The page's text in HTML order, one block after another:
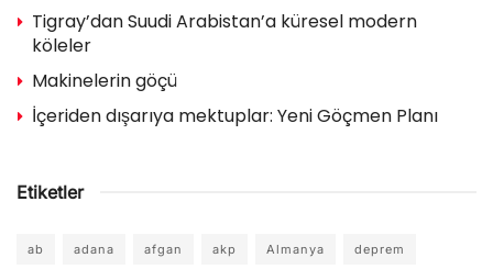
Tigray’dan Suudi Arabistan’a küresel modern
köleler
Makinelerin göçü
İçeriden dışarıya mektuplar: Yeni Göçmen Planı
Etiketler
ab adana afgan akp Almanya deprem